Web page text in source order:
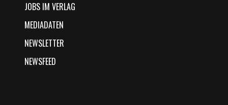
JOBS IM VERLAG
MEDIADATEN
NEWSLETTER
NEWSFEED